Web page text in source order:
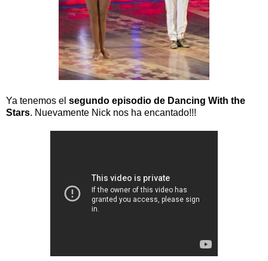
Ya tenemos el segundo episodio de Dancing With the
Stars. Nuevamente Nick nos ha encantado!!!